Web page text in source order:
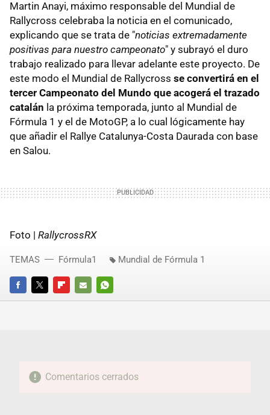
Martin Anayi, máximo responsable del Mundial de
Rallycross celebraba la noticia en el comunicado,
explicando que se trata de "noticias extremadamente
positivas para nuestro campeonato" y subrayó el duro
trabajo realizado para llevar adelante este proyecto. De
este modo el Mundial de Rallycross se convertirá en el
tercer Campeonato del Mundo que acogerá el trazado
catalán la próxima temporada, junto al Mundial de
Fórmula 1 y el de MotoGP, a lo cual lógicamente hay
que añadir el Rallye Catalunya-Costa Daurada con base
en Salou.
Foto | RallycrossRX
FACEBOOKTWITTERFLIPBOARD
E-
WHATSAPP
TEMAS Fórmula1 Mundial de Fórmula 1
Comentarios cerrados